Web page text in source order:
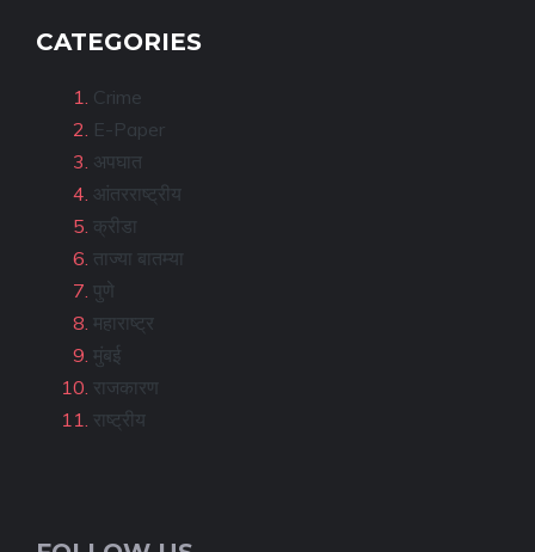
CATEGORIES
Crime
E-Paper
अपघात
आंतरराष्ट्रीय
क्रीडा
ताज्या बातम्या
पुणे
महाराष्ट्र
मुंबई
राजकारण
राष्ट्रीय